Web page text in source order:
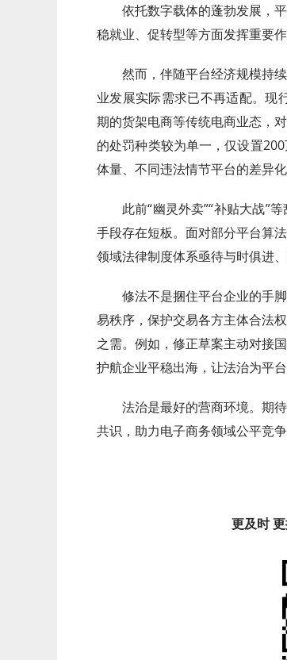
依托数字载体的蓬勃发展，
稳就业、促转型等方面发挥重要
然而，伴随平台经济规模持
业发展实际需求已不再适配。现
期的货架电商等传统电商业态，
的处罚种类较为单一，仅设置
体量、不同违法情节平台的差异化
此前“幽灵外卖”“补贴大战”
手段存在短板。面对部分平台算
领域法律制度体系亟待与时俱进、
修法不是捆住平台企业的手
易秩序，保护交易各方主体合法
之需。例如，修正草案主动对接
护航企业平稳出海，让法治为平
法治是最好的营商环境。期
共识，助力电子商务领域公平竞
更及时